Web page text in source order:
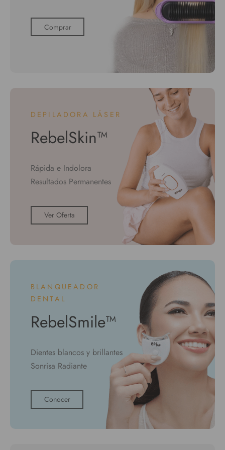
Comprar
DEPILADORA LÁSER
RebelSkin™
Rápida e Indolora
Resultados Permanentes
Ver Oferta
BLANQUEADOR
DENTAL
RebelSmile™
Dientes blancos y brillantes
Sonrisa Radiante
Conocer